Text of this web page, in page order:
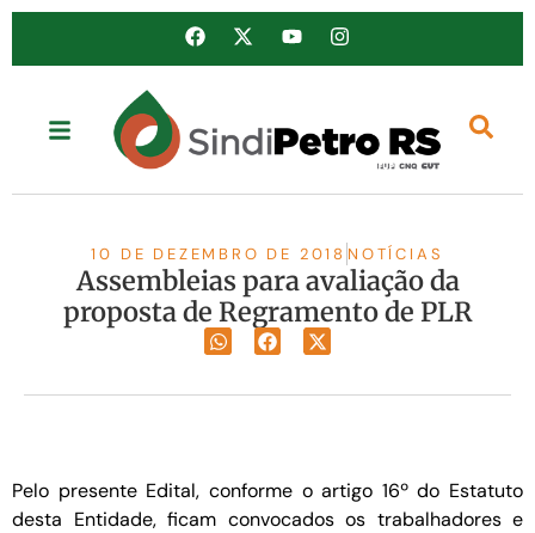
10 DE DEZEMBRO DE 2018 NOTÍCIAS
Assembleias para avaliação da
proposta de Regramento de PLR
Pelo presente Edital, conforme o artigo 16º do Estatuto
desta Entidade, ficam convocados os trabalhadores e